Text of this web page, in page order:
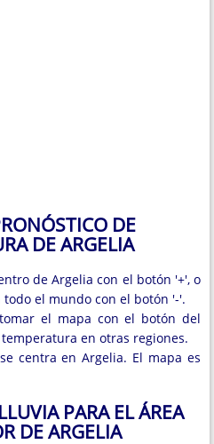
DE
DE ARGELIA
de Argelia con el botón '+', o
el mundo con el botón '-'.
el mapa con el botón del
en otras regiones.
centra en Argelia. El mapa es
PARA EL ÁREA
DE ARGELIA